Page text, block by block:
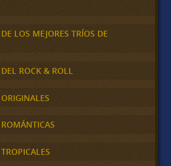
LOS MEJORES TRÍOS DE
ROCK & ROLL